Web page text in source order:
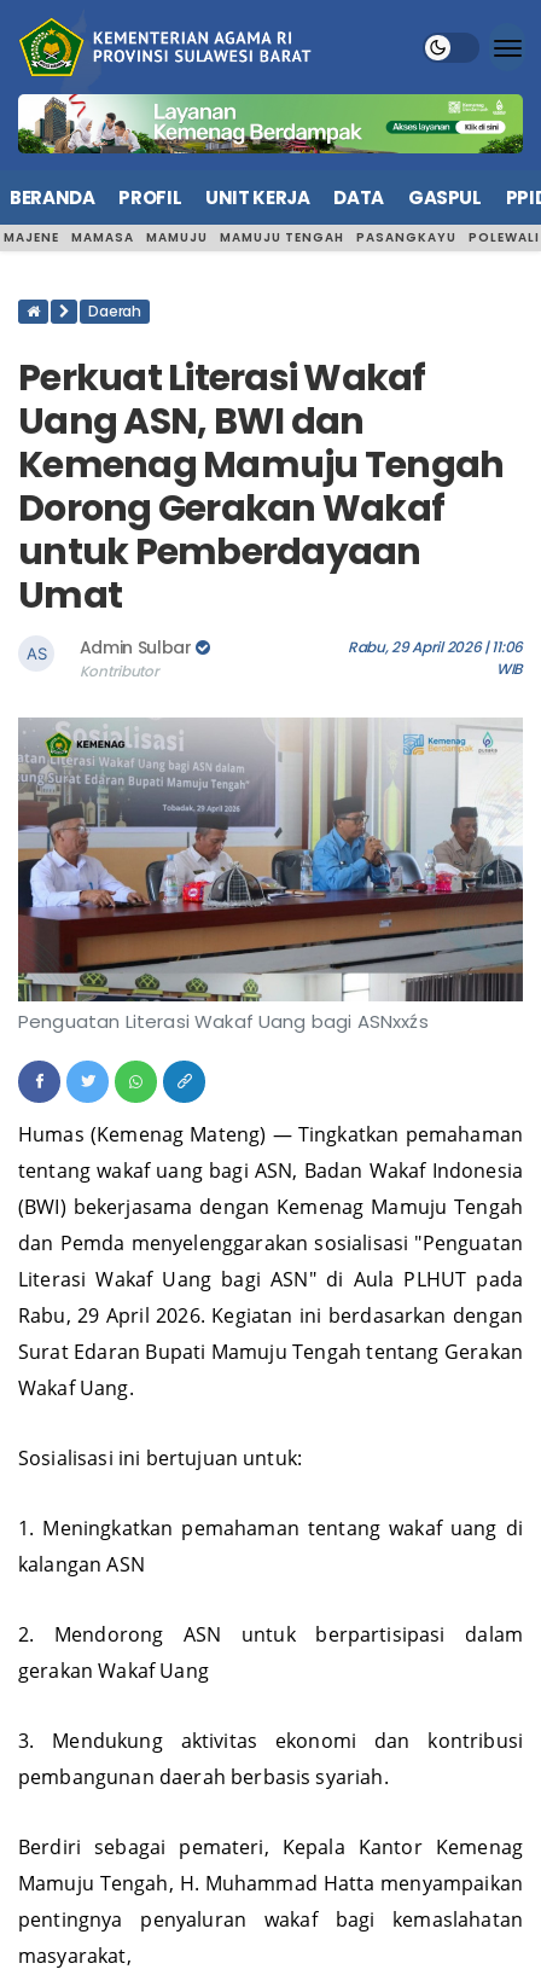
BERANDA PROFIL UNIT KERJA DATA GASPUL
MAJENE MAMASA MAMUJU MAMUJU TENGAH PASANGKAYU
Daerah
Perkuat Literasi Wakaf
Uang ASN, BWI dan
Kemenag Mamuju Tengah
Dorong Gerakan Wakaf
untuk Pemberdayaan
Umat
Admin Sulbar
Kontributor
Rabu, 29 April 2026 | 11:06
WIB
Penguatan Literasi Wakaf Uang bagi ASNxxźs
Humas (Kemenag Mateng) — Tingkatkan pemahaman
tentang wakaf uang bagi ASN, Badan Wakaf Indonesia
(BWI) bekerjasama dengan Kemenag Mamuju Tengah
dan Pemda menyelenggarakan sosialisasi "Penguatan
Literasi Wakaf Uang bagi ASN" di Aula PLHUT pada
Rabu, 29 April 2026. Kegiatan ini berdasarkan dengan
Surat Edaran Bupati Mamuju Tengah tentang Gerakan
Wakaf Uang.
Sosialisasi ini bertujuan untuk:
1. Meningkatkan pemahaman tentang wakaf uang di
kalangan ASN
2. Mendorong ASN untuk berpartisipasi dalam
gerakan Wakaf Uang
3. Mendukung aktivitas ekonomi dan kontribusi
pembangunan daerah berbasis syariah.
Berdiri sebagai pemateri, Kepala Kantor Kemenag
Mamuju Tengah, H. Muhammad Hatta menyampaikan
pentingnya penyaluran wakaf bagi kemaslahatan
masyarakat,